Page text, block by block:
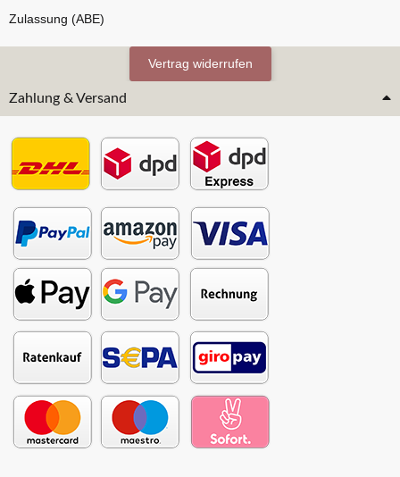
Zulassung (ABE)
Vertrag widerrufen
Zahlung & Versand